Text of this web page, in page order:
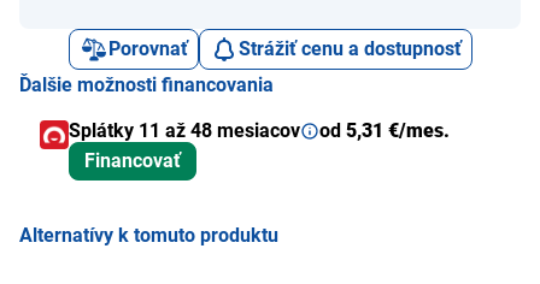
Porovnať
Strážiť cenu a dostupnosť
Ďalšie možnosti financovania
Splátky 11 až 48 mesiacov
od 5,31 €/mes.
Financovať
Alternatívy k tomuto produktu